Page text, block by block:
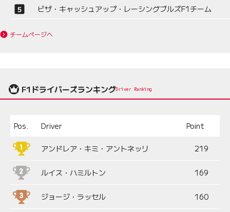
ビザ・キャッシュアップ・レーシングブルズF1チーム
チームページへ
F1ドライバーズランキングDriver Ranking
Pos. Driver Point
アンドレア・キミ・アントネッリ 219
ルイス・ハミルトン 169
ジョージ・ラッセル 160